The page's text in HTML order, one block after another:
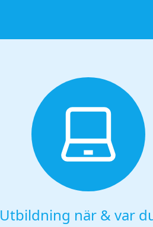
Utbildning när & var